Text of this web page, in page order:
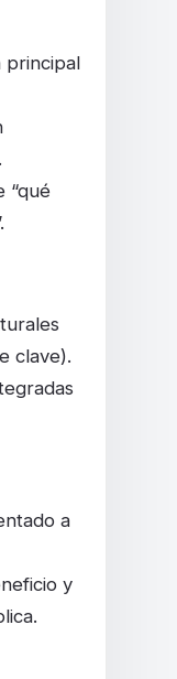
principal
“qué
clave).
a
y